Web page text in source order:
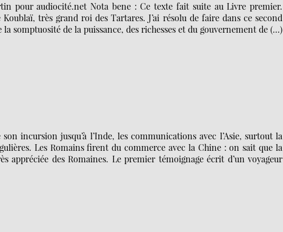
pour audiocité.net Nota bene : Ce texte fait suite au Livre premier.
très grand roi des Tartares. J’ai résolu de faire dans ce second
somptuosité de la puissance, des richesses et du gouvernement de (…)
incursion jusqu’à l’Inde, les communications avec l’Asie, surtout la
Les Romains firent du commerce avec la Chine : on sait que la
des Romaines. Le premier témoignage écrit d’un voyageur